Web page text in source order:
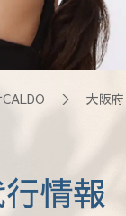
＞ 大阪府
情報